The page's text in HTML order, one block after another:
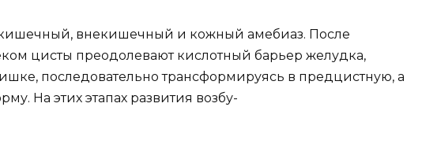
внекишечный и кожный амебиаз. После
цисты преодолевают кислотный барьер желудка,
последовательно трансформируясь в предцистную, а
На этих этапах развития возбу-